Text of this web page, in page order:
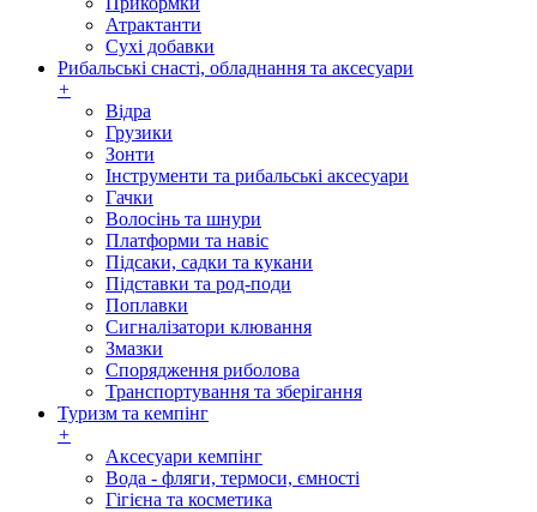
Атрактанти
Сухі добавки
Рибальські снасті, обладнання та аксесуари
+
Відра
Грузики
Зонти
Інструменти та рибальські аксесуари
Гачки
Волосінь та шнури
Платформи та навіс
Підсаки, садки та кукани
Підставки та род-поди
Поплавки
Сигналізатори клювання
Змазки
Спорядження риболова
Транспортування та зберігання
Туризм та кемпінг
+
Аксесуари кемпінг
Вода - фляги, термоси, ємності
Гігієна та косметика